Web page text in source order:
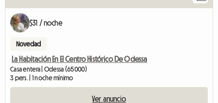
$31 / noche
Novedad
La Habitación En El Centro Histórico De Odessa
Casa entera | Odessa (65000)
3 pers. | 1 noche mínimo
Ver anuncio